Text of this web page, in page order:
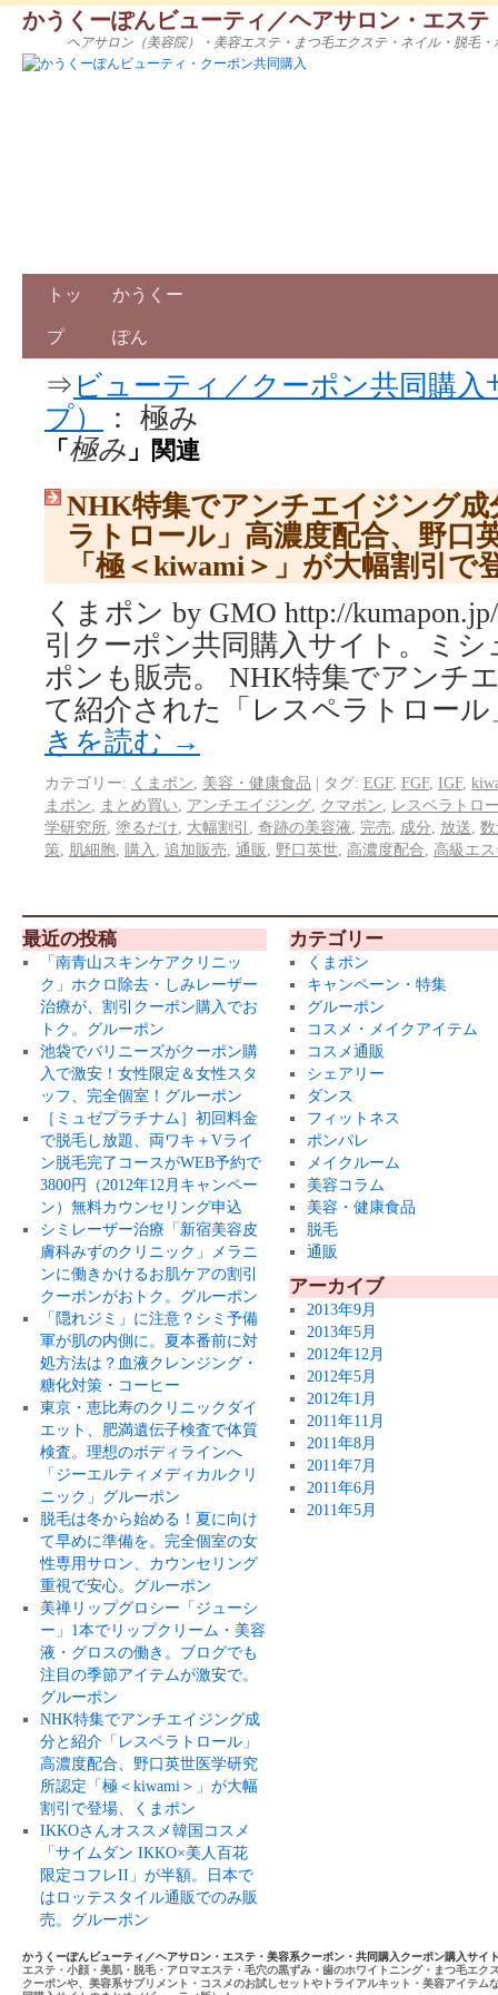
かうくーぽんビューティ／ヘアサロン・エス
ヘアサロン（美容院）・美容エステ・まつ毛エクステ・ネイル・脱毛
トッ
プ
かうくー
ぽん
⇒ ビューティ／クーポン共同購
プ）
： 極み
「 極み 」関連
NHK特集でアンチエイジング成
ラトロール」高濃度配合、野口
「極＜kiwami＞」が大幅割引で
くまポン by GMO http://
引クーポン共同購入サイト。ミ
ポンも販売。 NHK特集でアンチ
て紹介された「レスペラトロー
きを読む →
カテゴリー: くまポン 美容・健康食品 | タグ: EGF, FGF, IGF,
まポン
まとめ買い アンチエイジング クマポン
レスベラトロ
学研究所 塗るだけ 大幅割引 奇跡の美容液 完売 成分 放送
策
肌細胞 購入 追加販売 通販 野口英世 高濃度配合 高級エ
最近の投稿
「南青山スキンケアクリニッ
ク」ホクロ除去・しみレーザー
治療が、割引クーポン購入でお
トク。グルーポン
池袋でバリニーズがクーポン購
入で激安！女性限定＆女性スタ
ッフ、完全個室！グルーポン
［ミュゼプラチナム］初回料金
で脱毛し放題、両ワキ＋Vライ
ン脱毛完了コースがWEB予約で
3800円（2012年12月キャンペー
ン）無料カウンセリング申込
シミレーザー治療「新宿美容皮
膚科みずのクリニック」メラニ
ンに働きかけるお肌ケアの割引
クーポンがおトク。グルーポン
「隠れジミ」に注意？シミ予備
軍が肌の内側に。夏本番前に対
処方法は？血液クレンジング・
糖化対策・コーヒー
東京・恵比寿のクリニックダイ
エット、肥満遺伝子検査で体質
検査。理想のボディラインへ
「ジーエルティメディカルクリ
ニック」グルーポン
脱毛は冬から始める！夏に向け
て早めに準備を。完全個室の女
性専用サロン、カウンセリング
重視で安心。グルーポン
美禅リップグロシー「ジューシ
ー」1本でリップクリーム・美容
液・グロスの働き。ブログでも
注目の季節アイテムが激安で。
グルーポン
NHK特集でアンチエイジング成
分と紹介「レスペラトロール」
高濃度配合、野口英世医学研究
所認定「極＜kiwami＞」が大幅
割引で登場、くまポン
IKKOさんオススメ韓国コスメ
「サイムダン IKKO×美人百花
限定コフレII」が半額。日本で
はロッテスタイル通販でのみ販
売。グルーポン
カテゴリー
くまポン
キャンペーン・特集
グルーポン
コスメ・メイクアイテム
コスメ通販
シェアリー
ダンス
フィットネス
ポンパレ
メイクルーム
美容コラム
美容・健康食品
脱毛
通販
アーカイブ
2013年9月
2013年5月
2012年12月
2012年5月
2012年1月
2011年11月
2011年8月
2011年7月
2011年6月
2011年5月
かうくーぽんビューティ／ヘアサロン・エステ・美容系クーポン・共同購入クーポン購入サイ
エステ・小顔・美肌・脱毛・アロマエステ・毛穴の黒ずみ・歯のホワイトニング・まつ毛エ
クーポンや、美容系サプリメント・コスメのお試しセットやトライアルキット・美容アイテ